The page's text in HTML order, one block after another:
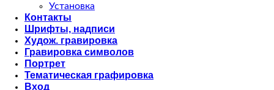
Установка
Контакты
Шрифты, надписи
Худож. гравировка
Гравировка символов
Портрет
Тематическая графировка
Вход